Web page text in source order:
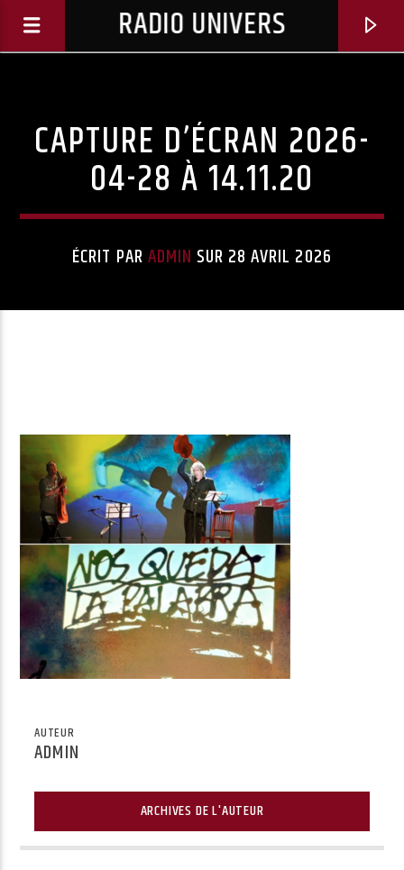
RADIO UNIVERS
Radio Univers
CAPTURE D’ÉCRAN 2026-
04-28 À 14.11.20
ÉCRIT PARADMIN SUR 28 AVRIL 2026
AUTEUR
ADMIN
ARCHIVES DE L'AUTEUR